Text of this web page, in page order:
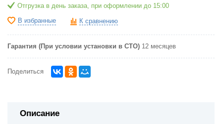
Отгрузка в день заказа, при оформлении до 15:00
В избранные К сравнению
Гарантия (При условии установки в СТО) 12 месяцев
Поделиться
Описание